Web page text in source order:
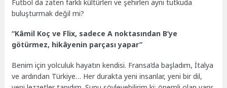
Futbol da zaten farklı kültürleri ve şehirleri aynı tutkuda
buluşturmak değil mi?
“Kâmil Koç ve Flix, sadece A noktasından B’ye
götürmez, hikâyenin parçası yapar”
Benim için yolculuk hayatın kendisi. Fransa’da başladım, İtalya
ve ardından Türkiye… Her durakta yeni insanlar, yeni bir dil,